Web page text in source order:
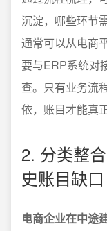
沉淀，哪些环节
通常可以从电商
要与ERP系统对
查。只有业务流
依，账目才能真正
2. 分类整
史账目缺口
电商企业在中途